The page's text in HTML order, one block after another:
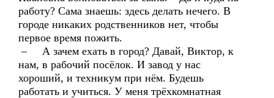
работу? Сама знаешь: здесь делать нечего. В
городе никаких родственников нет, чтобы
первое время пожить.
– А зачем ехать в город? Давай, Виктор, к
нам, в рабочий посёлок. И завод у нас
хороший, и техникум при нём. Будешь
работать и учиться. У меня трёхкомнатная